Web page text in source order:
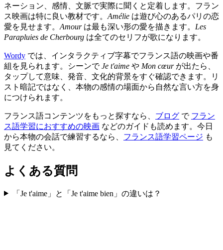
ネーション、感情、文脈で実際に聞くと定着します。フラン
ス映画は特に良い教材です。 Amélie は遊び心のあるパリの恋
愛を見せます。 Amourは最も深い形の愛を描きます。 Les
Parapluies de Cherbourg は全てのセリフが歌になります。
Wordy では、インタラクティブ字幕でフランス語の映画や番
組を見られます。シーンでJe t'aime や Mon cœurが出たら、
タップして意味、発音、文化的背景をすぐ確認できます。リ
スト暗記ではなく、本物の感情の場面から自然な言い方を身
につけられます。
フランス語コンテンツをもっと探すなら、 ブログ で フラン
ス語学習におすすめの映画 などのガイドも読めます。今日
から本物の会話で練習するなら、 フランス語学習ページ も
見てください。
よくある質問
「Je t'aime」と「Je t'aime bien」の違いは？